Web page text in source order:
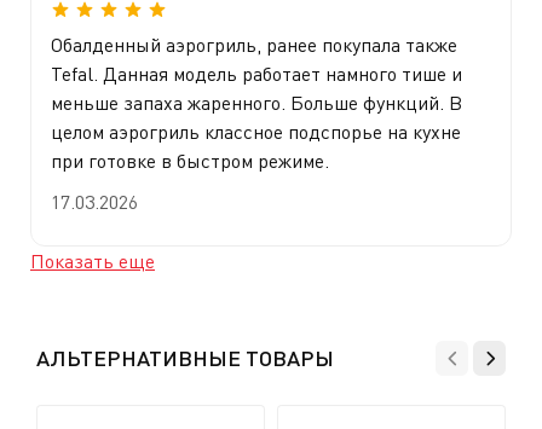
Обалденный аэрогриль, ранее покупала также
Tefal. Данная модель работает намного тише и
меньше запаха жаренного. Больше функций. В
целом аэрогриль классное подспорье на кухне
при готовке в быстром режиме.
17.03.2026
Показать еще
АЛЬТЕРНАТИВНЫЕ ТОВАРЫ